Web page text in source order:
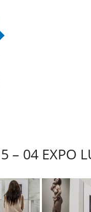
– 04 EXPO